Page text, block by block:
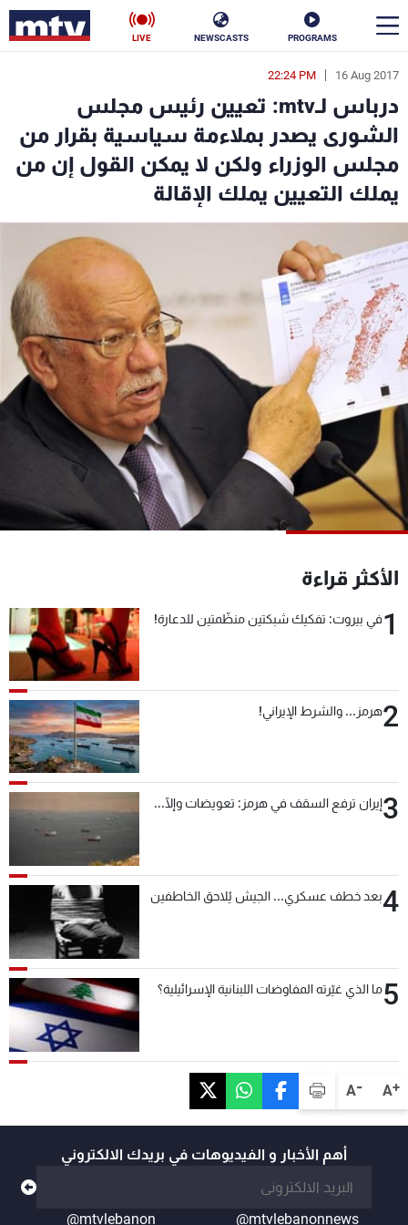
PROGRAMS
NEWSCASTS
LIVE
A+
A-
16 Aug 2017
22:24 PM
درباس لـmtv: تعيين رئيس مجلس
الشورى يصدر بملاءمة سياسية بقرار من
مجلس الوزراء ولكن لا يمكن القول إن من
يملك التعيين يملك الإقالة
الأكثر قراءة
1في بيروت: تفكيك شبكتين منظّمتين للدعارة!
2هرمز... والشرط الإيراني!
3إيران ترفع السقف في هرمز: تعويضات وإلّا...
4بعد خطف عسكري... الجيش يُلاحق الخاطفين
5ما الذي غيّرته المفاوضات اللبنانية الإسرائيلية؟
أهم الأخبار و الفيديوهات في بريدك الالكتروني
@mtvlebanonnews
@mtvlebanon
en
الأخبار
سياسة ناس
إقتصاد
منوعات
كأس العالم
البرامج
جدول البرامج
شاهد البرامج
الترددات
عن MTV
الإنـتـاج
وظائف
تواصل معنا